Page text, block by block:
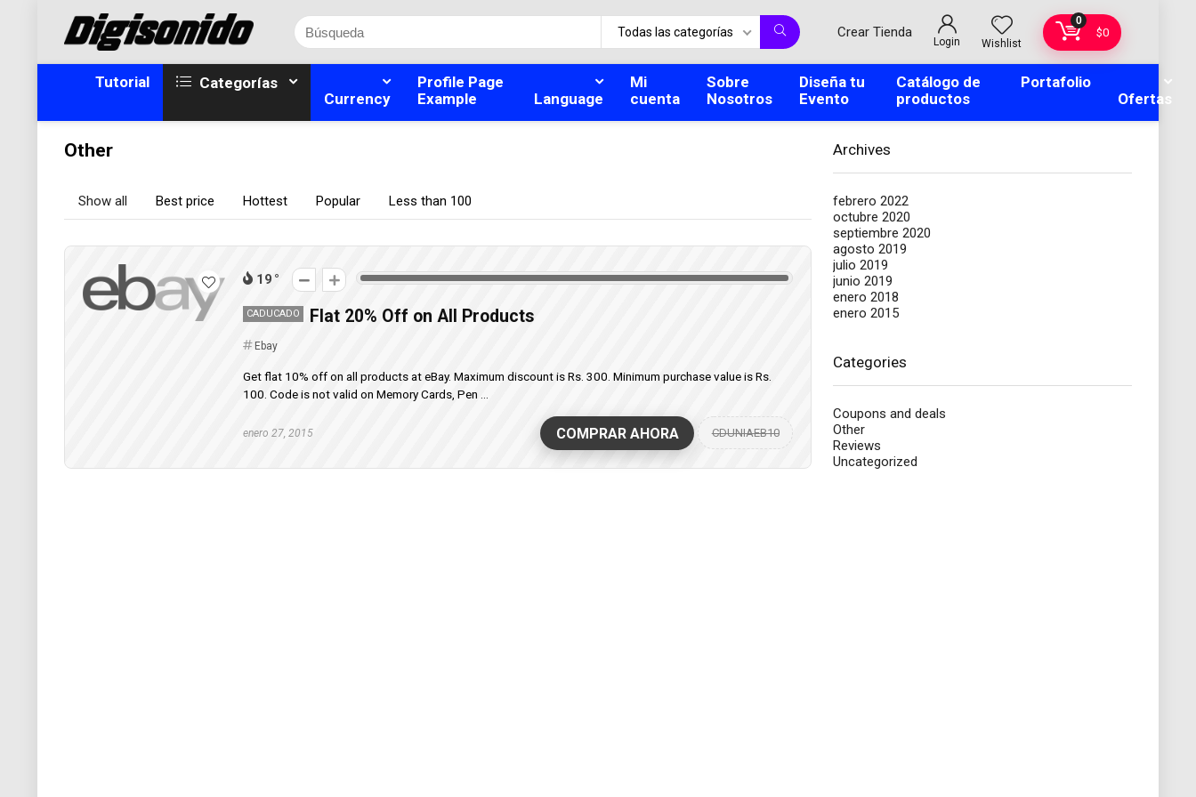
Todas las categorías Crear Tienda
Login Wishlist
0
$0
Tutorial
Categorías
Currency
Profile Page
Example
Language
Mi
cuenta
Sobre
Nosotros
Diseña tu
Evento
Catálogo de
productos
Portafolio
Ofertas
Other
Show all Best price Hottest Popular Less than 100
19
CADUCADO Flat 20% Off on All Products
Ebay
Get flat 10% off on all products at eBay. Maximum discount is Rs. 300. Minimum purchase value is Rs.
100. Code is not valid on Memory Cards, Pen ...
enero 27, 2015 COMPRAR AHORA CDUNIAEB10
Archives
febrero 2022
octubre 2020
septiembre 2020
agosto 2019
julio 2019
junio 2019
enero 2018
enero 2015
Categories
Coupons and deals
Other
Reviews
Uncategorized